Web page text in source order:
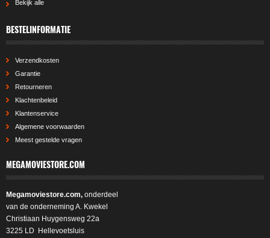
Bekijk alle
BESTELINFORMATIE
Verzendkosten
Garantie
Retourneren
Klachtenbeleid
Klantenservice
Algemene voorwaarden
Meest gestelde vragen
MEGAMOVIESTORE.COM
Megamoviestore.com, onderdeel
van de onderneming A. Kwekel
Christiaan Huygensweg 22a
3225 LD Hellevoetsluis